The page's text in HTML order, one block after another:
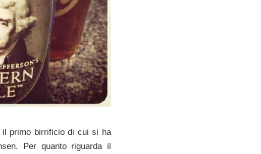
il primo birrificio di cui si ha
Per quanto riguarda il